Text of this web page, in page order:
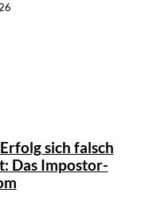
sich falsch
Das Impostor-